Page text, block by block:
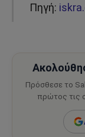
Πηγή:
Πρόσθεσε το
πρώτος τις